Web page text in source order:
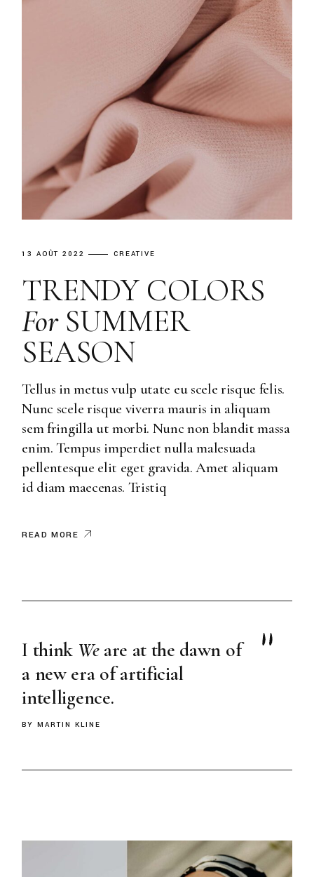
13 AOÛT 2022 CREATIVE
TRENDY COLORS
ForSUMMER
SEASON
Tellus in metus vulp utate eu scele risque felis.
Nunc scele risque viverra mauris in aliquam
sem fringilla ut morbi. Nunc non blandit massa
enim. Tempus imperdiet nulla malesuada
pellentesque elit eget gravida. Amet aliquam
id diam maecenas. Tristiq
READ MORE
I think Weare at the dawn of
a new era of artificial
intelligence.
BY MARTIN KLINE